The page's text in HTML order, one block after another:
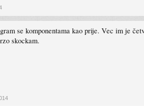
se komponentama kao prije. Vec im je
skockam.